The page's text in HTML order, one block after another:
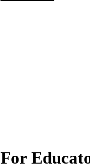
For